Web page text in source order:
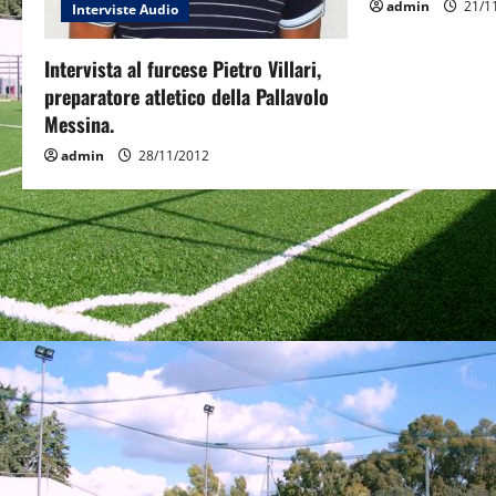
t
i
o
n
Interviste Audio
Intervista al furcese Pietro Villari,
preparatore atletico della Pallavolo
Messina.
admin 28/11/2012
admin 21/